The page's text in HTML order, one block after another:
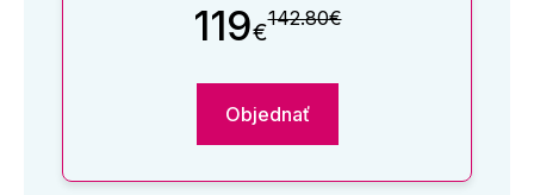
119€142.80€
Objednať